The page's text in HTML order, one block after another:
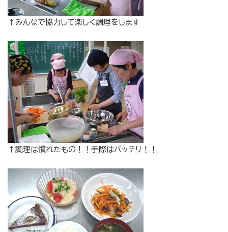
↑みんなで協力して楽しく調理をします
↑調理は慣れたもの！！手際はバッチリ！！